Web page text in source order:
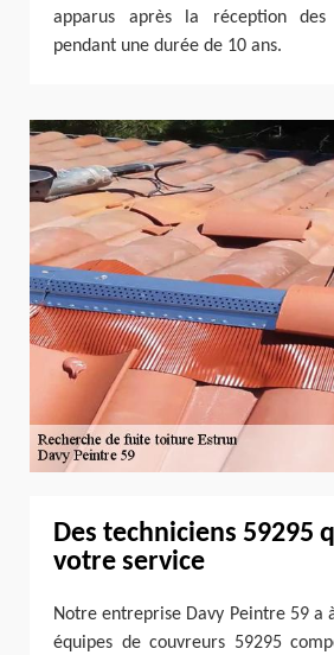
apparus après la réception
pendant une durée de 10 ans.
Des techniciens 59295
votre service
Notre entreprise Davy Peintre 59 a
équipes de couvreurs 59295